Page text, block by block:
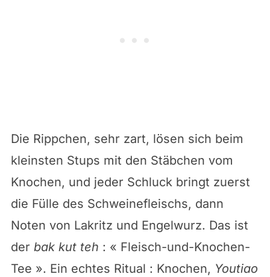
Die Rippchen, sehr zart, lösen sich beim
kleinsten Stups mit den Stäbchen vom
Knochen, und jeder Schluck bringt zuerst
die Fülle des Schweinefleischs, dann
Noten von Lakritz und Engelwurz. Das ist
der bak kut teh : « Fleisch-und-Knochen-
Tee ». Ein echtes Ritual : Knochen, Youtiao